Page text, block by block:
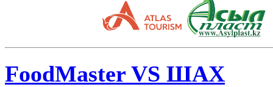
FoodMaster VS ШАХ